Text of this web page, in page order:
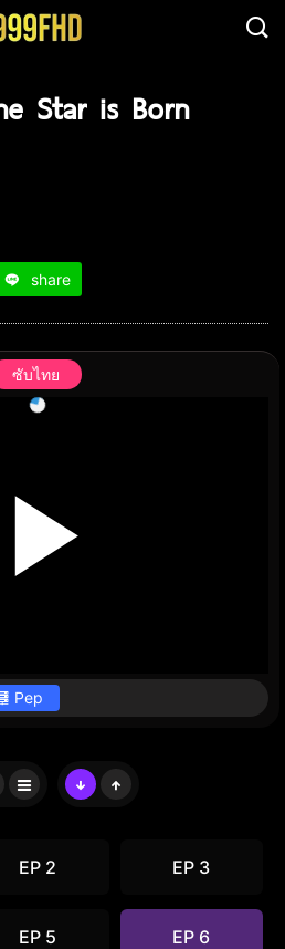
Star is Born
share
ซับไทย
Pep
EP 2 EP 3
EP 5 EP 6